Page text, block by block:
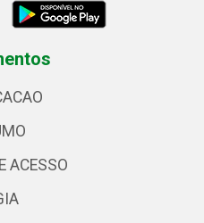
ACESSO